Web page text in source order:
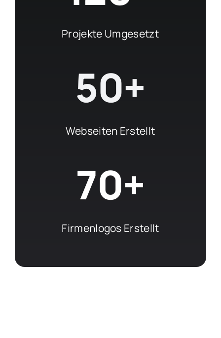
Projekte Umgesetzt
50+
Webseiten Erstellt
70+
Firmenlogos Erstellt